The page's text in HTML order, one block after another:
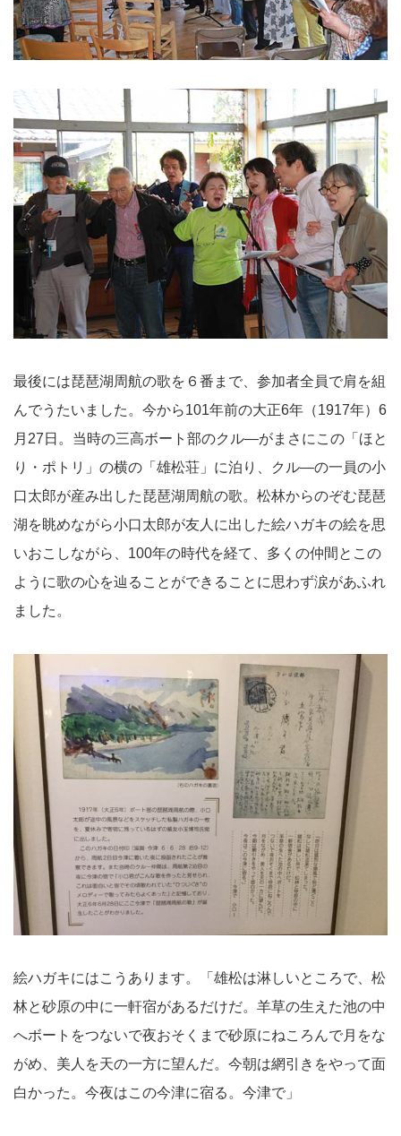
最後には琵琶湖周航の歌を６番まで、参加者全員で肩を組
んでうたいました。今から101年前の大正6年（1917年）6
月27日。当時の三高ボート部のクル―がまさにこの「ほと
り・ポトリ」の横の「雄松荘」に泊り、クル―の一員の小
口太郎が産み出した琵琶湖周航の歌。松林からのぞむ琵琶
湖を眺めながら小口太郎が友人に出した絵ハガキの絵を思
いおこしながら、100年の時代を経て、多くの仲間とこの
ように歌の心を辿ることができることに思わず涙があふれ
ました。
絵ハガキにはこうあります。「雄松は淋しいところで、松
林と砂原の中に一軒宿があるだけだ。羊草の生えた池の中
へボートをつないで夜おそくまで砂原にねころんで月をな
がめ、美人を天の一方に望んだ。今朝は網引きをやって面
白かった。今夜はこの今津に宿る。今津で」